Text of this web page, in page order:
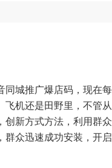
城推广爆店码，现在
飞机还是田野里，不管
创新方式方法，利用群
群众迅速成功安装，开